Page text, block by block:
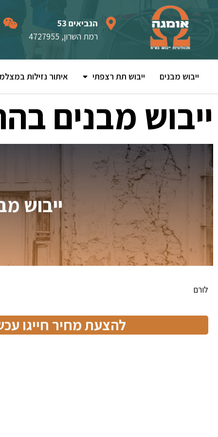
הנביאים 53
רמת השרון, 4727955
ייבוש מבנים ייבוש תת רצפתי איתור נזילות
ייבוש מבנים
ייבוש
לורם
להצעת מחיר חייגו